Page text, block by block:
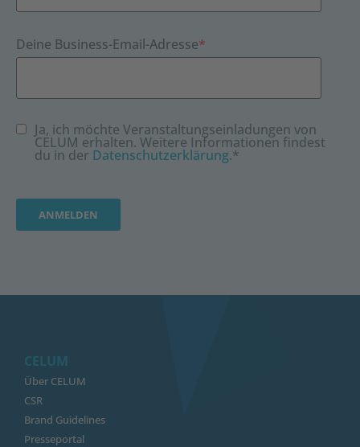
Deine Business-Email-Adresse*
Ja, ich möchte Veranstaltungseinladungen von
CELUM erhalten. Weitere Informationen findest
du in der Datenschutzerklärung.*
CELUM
Über CELUM
CSR
Brand Guidelines
Presseportal